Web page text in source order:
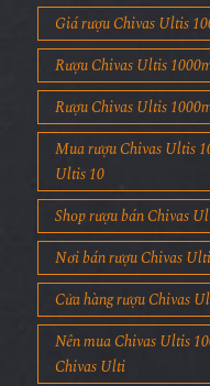
Giá rượu Chivas Ultis
Rượu Chivas Ultis
Rượu Chivas Ultis
Mua rượu Chivas Ultis
Ultis 10
Shop rượu bán Chivas
Nơi bán rượu Chivas
Cửa hàng rượu Chivas
Nên mua Chivas Ultis
Chivas Ulti